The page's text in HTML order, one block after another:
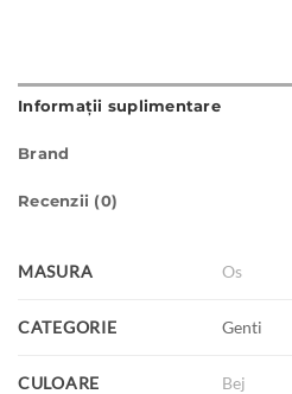
Informații suplimentare
Brand
Recenzii (0)
MASURA Os
CATEGORIE Genti
CULOARE Bej